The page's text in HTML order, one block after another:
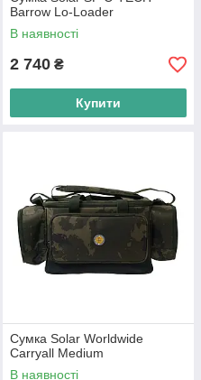
Barrow Lo-Loader
В наявності
2 740 ₴
Купити
Сумка Solar Worldwide
Carryall Medium
В наявності